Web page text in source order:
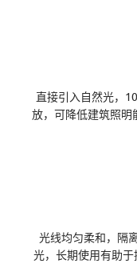
D
智
直接引入自然光，
放，可降低建筑照明
光线均匀柔和，隔
光，长期使用有助于